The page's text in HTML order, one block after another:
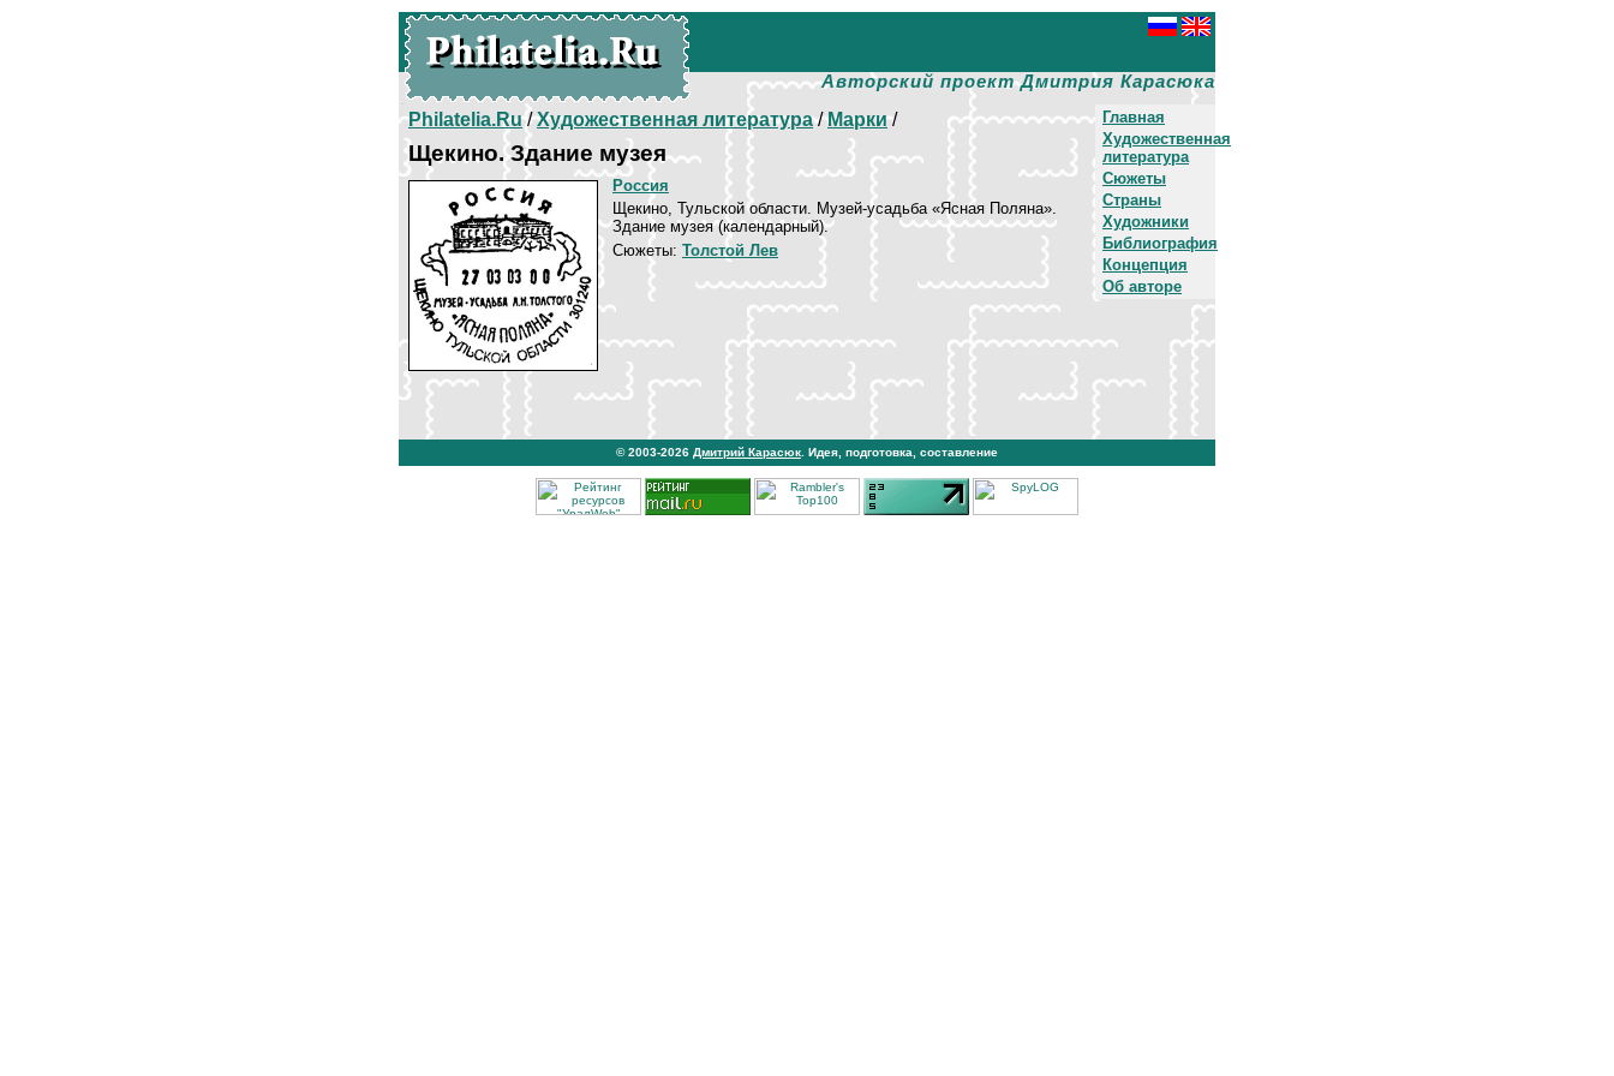
Авторский проект Дмитрия Карасюка
Главная
Художественная
литература
Сюжеты
Страны
Художники
Библиография
Концепция
Об авторе
Philatelia.Ru/Художественная литература/Марки/
Щекино. Здание музея
Россия
Щекино, Тульской области. Музей-усадьба «Ясная Поляна».
Здание музея (календарный).
Сюжеты: Толстой Лев
© 2003-2026 Дмитрий Карасюк . Идея, подготовка, составление